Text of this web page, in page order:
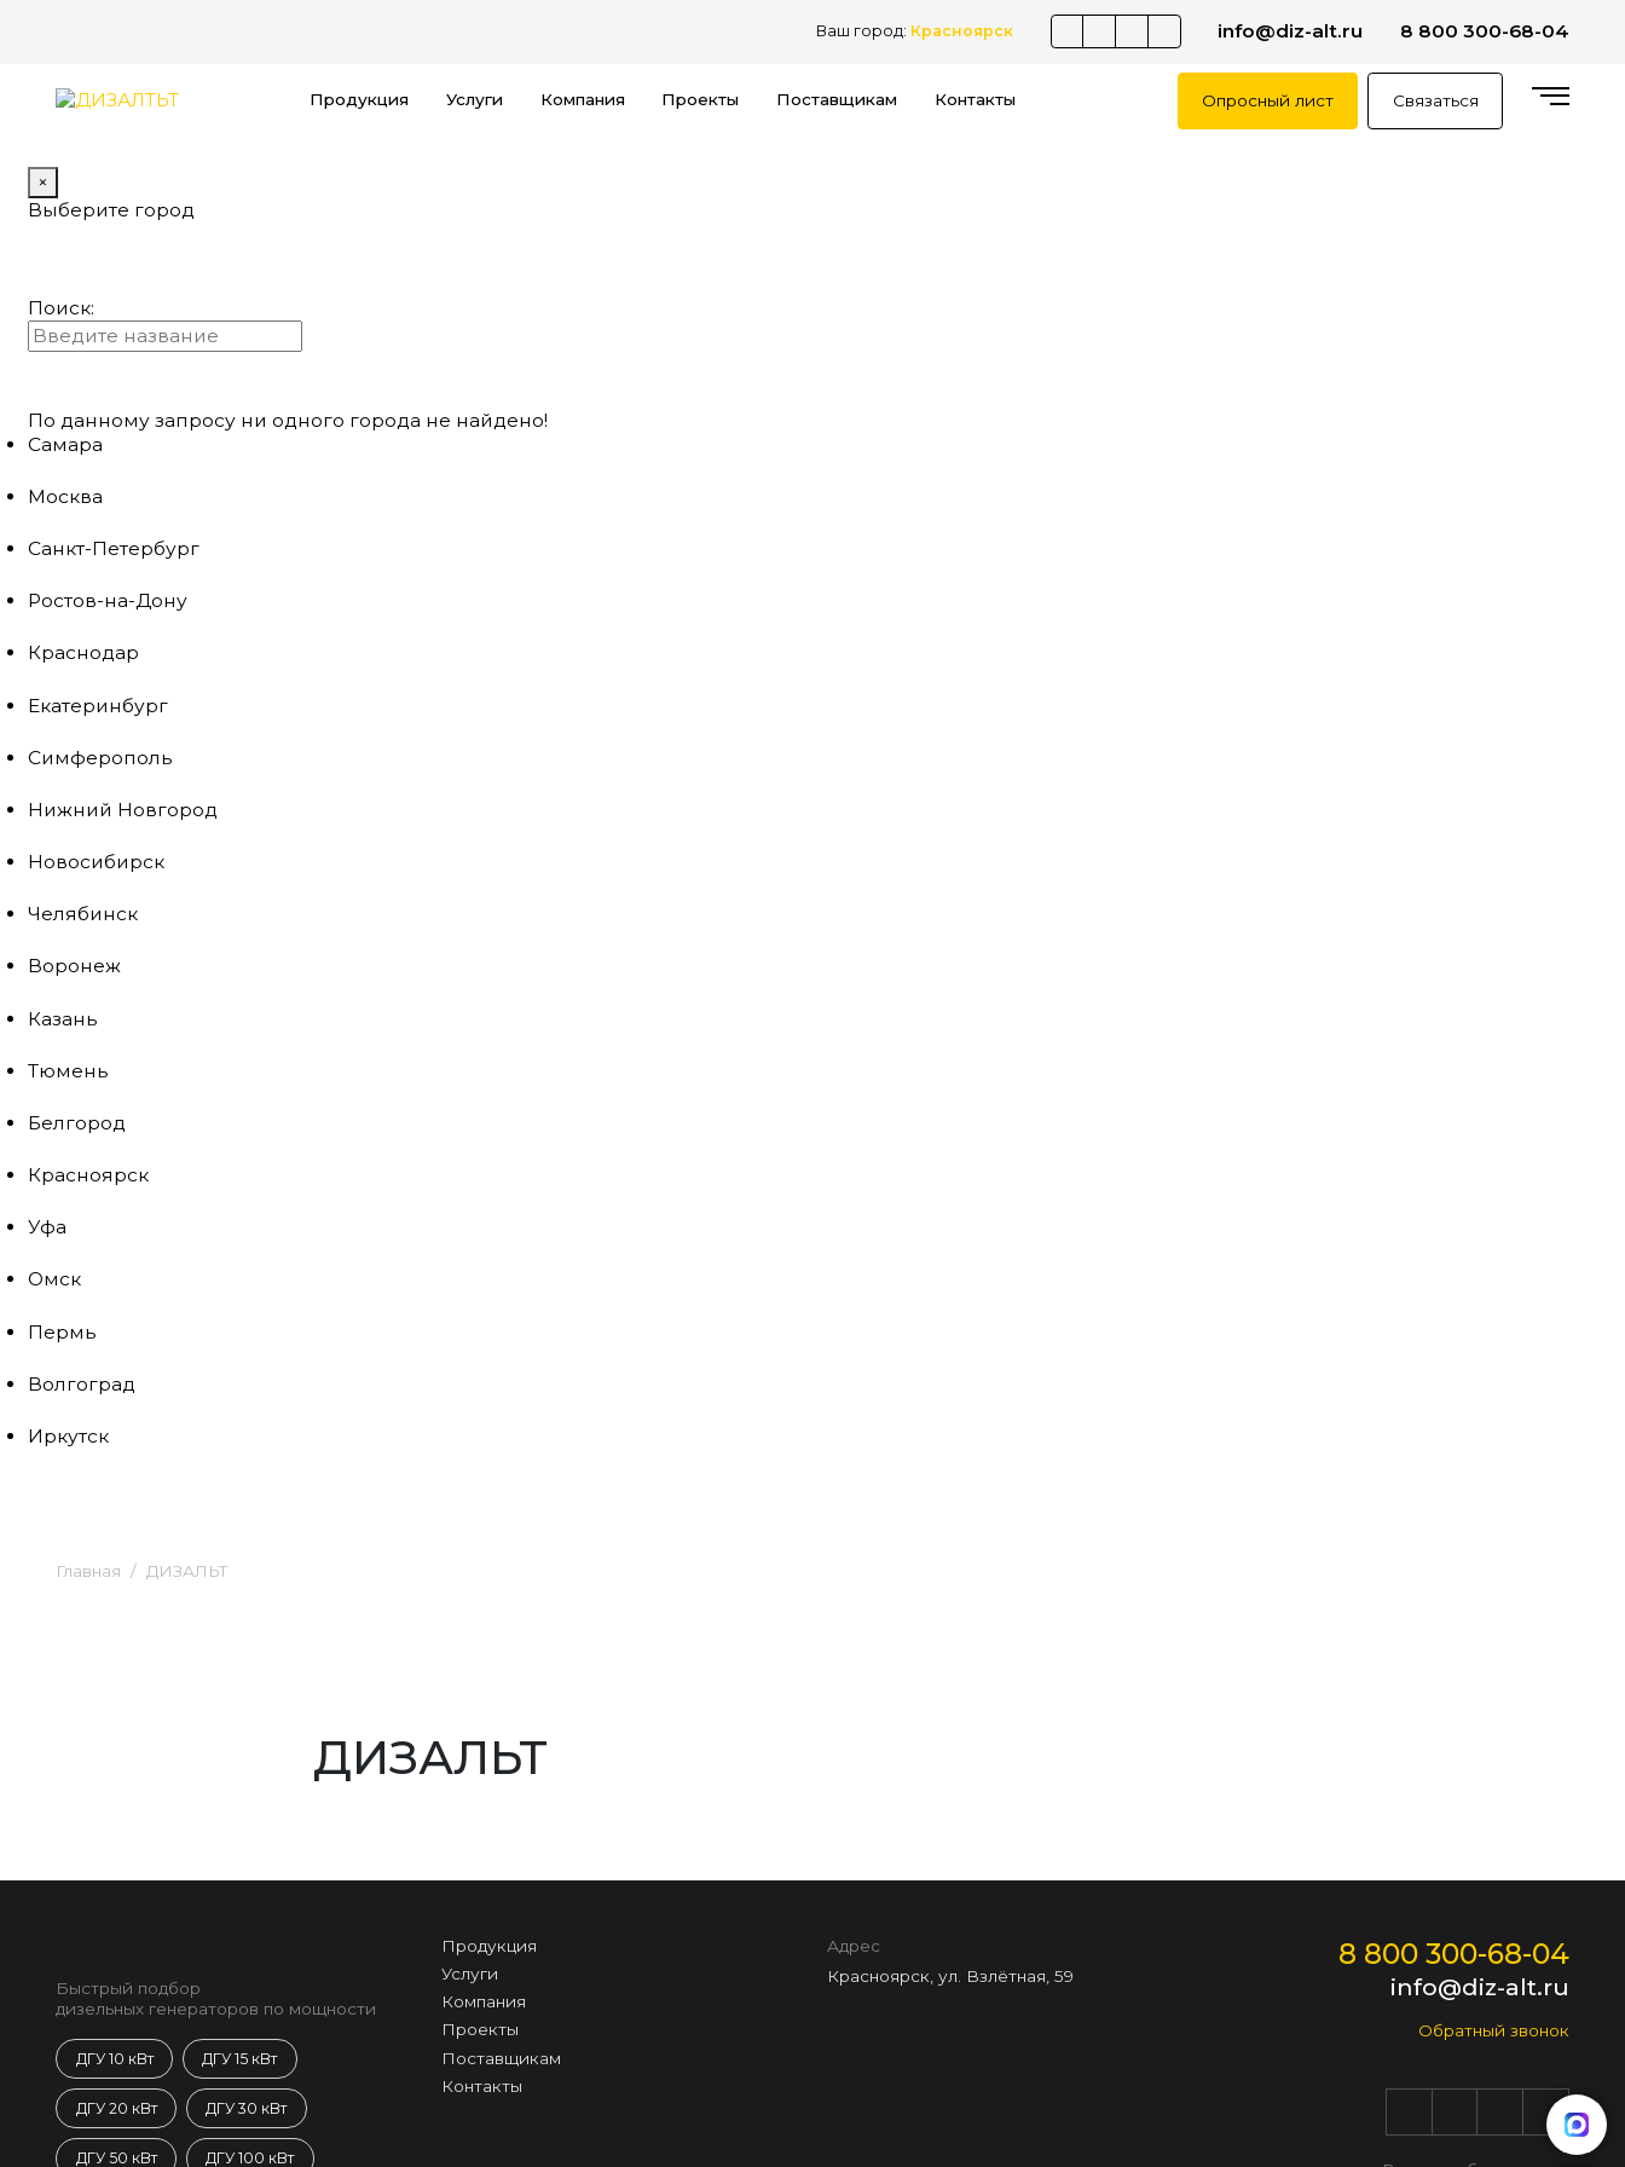
Ваш город: Красноярск info@diz-alt.ru 8 800 300-68-04
Продукция Услуги Компания Проекты Поставщикам Контакты Опросный лист Связаться
×
Выберите город
Поиск:
По данному запросу ни одного города не найдено!
Самара
Москва
Санкт-Петербург
Ростов-на-Дону
Краснодар
Екатеринбург
Симферополь
Нижний Новгород
Новосибирск
Челябинск
Воронеж
Казань
Тюмень
Белгород
Красноярск
Уфа
Омск
Пермь
Волгоград
Иркутск
Главная ДИЗАЛЬТ
ДИЗАЛЬТ
Быстрый подбор
дизельных генераторов по мощности
ДГУ 10 кВт ДГУ 15 кВт
ДГУ 20 кВт ДГУ 30 кВт
ДГУ 50 кВт ДГУ 100 кВт
Продукция
Услуги
Компания
Проекты
Поставщикам
Контакты
Адрес
Красноярск, ул. Взлётная, 59
8 800 300-68-04
info@diz-alt.ru
Обратный звонок